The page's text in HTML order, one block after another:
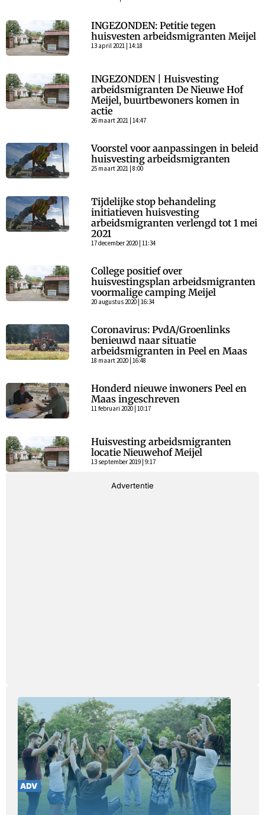
INGEZONDEN: Petitie tegen
huisvesten arbeidsmigranten Meijel
13 april 2021 | 14:18
INGEZONDEN | Huisvesting
arbeidsmigranten De Nieuwe Hof
Meijel, buurtbewoners komen in
actie
26 maart 2021 | 14:47
Voorstel voor aanpassingen in beleid
huisvesting arbeidsmigranten
25 maart 2021 | 8:00
Tijdelijke stop behandeling
initiatieven huisvesting
arbeidsmigranten verlengd tot 1 mei
2021
17 december 2020 | 11:34
College positief over
huisvestingsplan arbeidsmigranten
voormalige camping Meijel
20 augustus 2020 | 16:34
Coronavirus: PvdA/Groenlinks
benieuwd naar situatie
arbeidsmigranten in Peel en Maas
18 maart 2020 | 16:48
Honderd nieuwe inwoners Peel en
Maas ingeschreven
11 februari 2020 | 10:17
Huisvesting arbeidsmigranten
locatie Nieuwehof Meijel
13 september 2019 | 9:17
Advertentie